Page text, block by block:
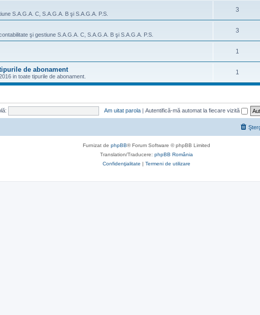
S.A.G.A. C, S.A.G.A. B şi S.A.G.A. P.S.
3
şi gestiune S.A.G.A. C, S.A.G.A. B şi S.A.G.A. P.S.
3
1
de abonament
in toate tipurile de abonament.
1
Am uitat parola | Autentifică-mă automat la fiecare vizită
Furnizat de phpBB® Forum Software © phpBB Limited
Translation/Traducere: phpBB România
Confidenţialitate | Termeni de utilizare